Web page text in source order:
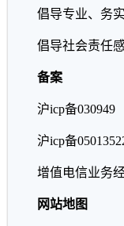
倡导专业、务
倡导社会责任
备案
沪icp备
沪icp备
增值电信业务
网站地图